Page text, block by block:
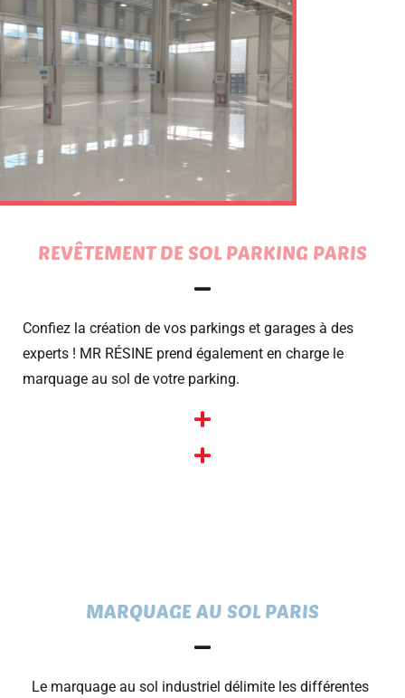
REVÊTEMENT DE SOL PARKING PARIS
Confiez la création de vos parkings et garages à des
experts ! MR RÉSINE prend également en charge le
marquage au sol de votre parking.
MARQUAGE AU SOL PARIS
Le marquage au sol industriel délimite les différentes